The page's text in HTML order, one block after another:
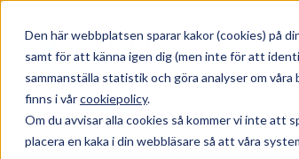
Den här webbplatsen sparar kakor (cookies) på
samt för att känna igen dig (men inte för att
sammanställa statistik och göra analyser om
finns i vårcookiepolicy.
Om du avvisar alla cookies så kommer vi inte att
placera en kaka i din webbläsare så att våra
2024-10-29 16:48 Camilla Swärd